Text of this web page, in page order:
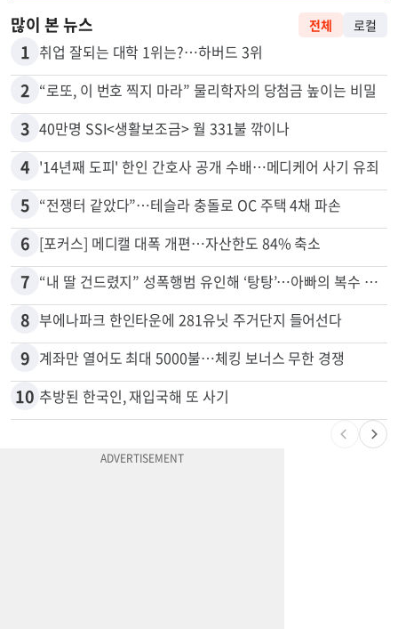
많이 본 뉴스
1 취업 잘되는 대학 1위는?…하버드 3위
2 “로또, 이 번호 찍지 마라” 물리학자의 당첨금 높이는 비밀
3 40만명 SSI<생활보조금> 월 331불 깎이나
4 '14년째 도피' 한인 간호사 공개 수배…메디케어 사기 유죄
5 “전쟁터 같았다”…테슬라 충돌로 OC 주택 4채 파손
6 [포커스] 메디캘 대폭 개편…자산한도 84% 축소
7
8 부에나파크 한인타운에 281유닛 주거단지 들어선다
9 계좌만 열어도 최대 5000불…체킹 보너스 무한 경쟁